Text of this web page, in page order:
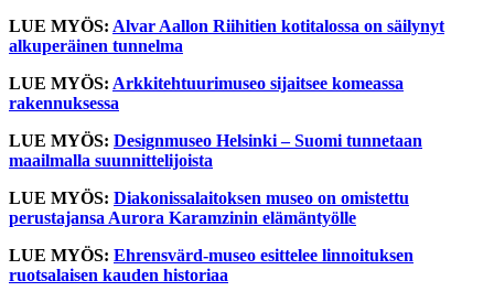
LUE MYÖS: Alvar Aallon Riihitien kotitalossa on säilynyt
alkuperäinen tunnelma
LUE MYÖS: Arkkitehtuurimuseo sijaitsee komeassa
rakennuksessa
LUE MYÖS: Designmuseo Helsinki – Suomi tunnetaan
maailmalla suunnittelijoista
LUE MYÖS: Diakonissalaitoksen museo on omistettu
perustajansa Aurora Karamzinin elämäntyölle
LUE MYÖS: Ehrensvärd-museo esittelee linnoituksen
ruotsalaisen kauden historiaa